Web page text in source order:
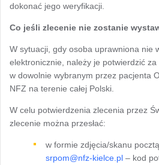
dokonać jego weryfikacji.
Co jeśli zlecenie nie zostanie
W sytuacji, gdy osoba uprawniona nie
elektronicznie, należy je potwierdzić
w dowolnie wybranym przez pacjenta
NFZ na terenie całej Polski.
W celu potwierdzenia zlecenia przez
zlecenie można przesłać:
w formie zdjęcia/skanu
srpom@nfz-kielce.pl ­– kod